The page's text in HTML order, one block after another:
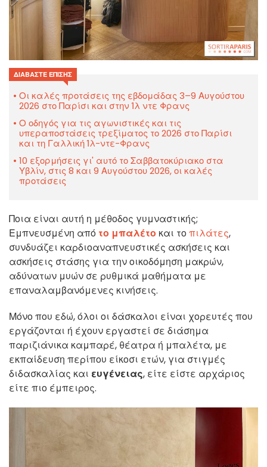
ΔΙΑΒΆΣΤΕ ΕΠΊΣΗΣ
Οι καλές προτάσεις της εβδομάδας 3–9 Αυγούστου
2026 στο Παρίσι και στην Ίλ ντε Φρανς
Ο οδηγός για τις αγωνιστικές και τις
υπεραποστάσεις τρεξίματος το 2026 στο Παρίσι
και τη Γαλλική Ίλ-ντε-Φρανς
10 εξορμήσεις γι' αυτό το Σαββατοκύριακο στα
Υβλίν, στις 8 και 9 Αυγούστου 2026, οι καλές
προτάσεις
Ποια είναι αυτή η μέθοδος γυμναστικής;
Εμπνευσμένη από το μπαλέτο και τοπιλάτες,
συνδυάζει καρδιοαναπνευστικές ασκήσεις και
ασκήσεις στάσης για την οικοδόμηση μακρών,
αδύνατων μυών σε ρυθμικά μαθήματα με
επαναλαμβανόμενες κινήσεις.
Μόνο που εδώ, όλοι οι δάσκαλοι είναι χορευτές που
εργάζονται ή έχουν εργαστεί σε διάσημα
παριζιάνικα καμπαρέ, θέατρα ή μπαλέτα, με
εκπαίδευση περίπου είκοσι ετών, για στιγμές
διδασκαλίας και ευγένειας, είτε είστε αρχάριος
είτε πιο έμπειρος.